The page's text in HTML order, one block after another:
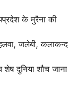
के मुरैना की
जलेबी, कलाकन्द
दुनिया शौच जाना